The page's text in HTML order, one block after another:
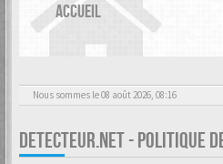
ACCUEIL
Nous sommes le 08 août 2026, 08:16
DETECTEUR.NET - POLITIQUE